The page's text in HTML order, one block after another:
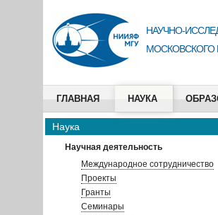
НАУЧНО-
МОСКОВСКОГО
ГЛАВНАЯ НАУКА
Наука
Научная деятельность
Международное сотрудничество
Проекты
Гранты
Семинары